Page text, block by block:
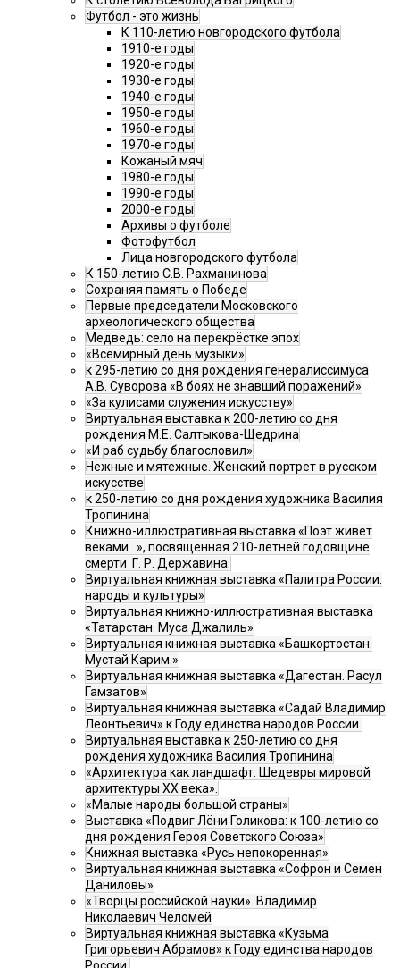
Футбол - это жизнь
К 110-летию новгородского футбола
1910-е годы
1920-е годы
1930-е годы
1940-е годы
1950-е годы
1960-е годы
1970-е годы
Кожаный мяч
1980-е годы
1990-е годы
2000-е годы
Архивы о футболе
Фотофутбол
Лица новгородского футбола
К 150-летию С.В. Рахманинова
Сохраняя память о Победе
Первые председатели Московского
археологического общества
Медведь: село на перекрёстке эпох
«Всемирный день музыки»
к 295-летию со дня рождения генералиссимуса
А.В. Суворова «В боях не знавший поражений»
«За кулисами служения искусству»
Виртуальная выставка к 200-летию со дня
рождения М.Е. Салтыкова-Щедрина
«И раб судьбу благословил»
Нежные и мятежные. Женский портрет в русском
искусстве
к 250-летию со дня рождения художника Василия
Тропинина
Книжно-иллюстративная выставка «Поэт живет
веками…», посвященная 210-летней годовщине
смерти Г. Р. Державина.
Виртуальная книжная выставка «Палитра России:
народы и культуры»
Виртуальная книжно-иллюстративная выставка
«Татарстан. Муса Джалиль»
Виртуальная книжная выставка «Башкортостан.
Мустай Карим.»
Виртуальная книжная выставка «Дагестан. Расул
Гамзатов»
Виртуальная книжная выставка «Садай Владимир
Леонтьевич» к Году единства народов России.
Виртуальная выставка к 250-летию со дня
рождения художника Василия Тропинина
«Архитектура как ландшафт. Шедевры мировой
архитектуры XX века».
«Малые народы большой страны»
Выставка «Подвиг Лёни Голикова: к 100-летию со
дня рождения Героя Советского Союза»
Книжная выставка «Русь непокоренная»
Виртуальная книжная выставка «Софрон и Семен
Даниловы»
«Творцы российской науки». Владимир
Николаевич Челомей
Виртуальная книжная выставка «Кузьма
Григорьевич Абрамов» к Году единства народов